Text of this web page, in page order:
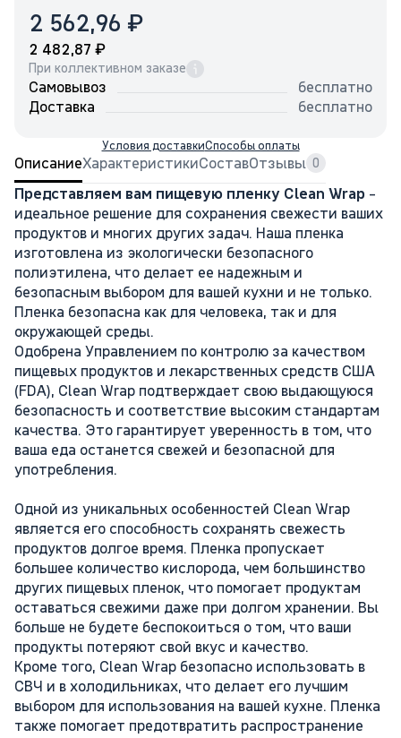
2 562,96 ₽
2 482,87 ₽
При коллективном заказе
Самовывоз
бесплатно
Доставка
бесплатно
Условия доставкиСпособы оплаты
ОписаниеХарактеристикиСоставОтзывы 0
Представляем вам пищевую пленку Clean Wrap -
идеальное решение для сохранения свежести ваших
продуктов и многих других задач. Наша пленка
изготовлена из экологически безопасного
полиэтилена, что делает ее надежным и
безопасным выбором для вашей кухни и не только.
Пленка безопасна как для человека, так и для
окружающей среды.
Одобрена Управлением по контролю за качеством
пищевых продуктов и лекарственных средств США
(FDA), Clean Wrap подтверждает свою выдающуюся
безопасность и соответствие высоким стандартам
качества. Это гарантирует уверенность в том, что
ваша еда останется свежей и безопасной для
употребления.
Одной из уникальных особенностей Clean Wrap
является его способность сохранять свежесть
продуктов долгое время. Пленка пропускает
большее количество кислорода, чем большинство
других пищевых пленок, что помогает продуктам
оставаться свежими даже при долгом хранении. Вы
больше не будете беспокоиться о том, что ваши
продукты потеряют свой вкус и качество.
Кроме того, Clean Wrap безопасно использовать в
СВЧ и в холодильниках, что делает его лучшим
выбором для использования на вашей кухне. Пленка
также помогает предотвратить распространение